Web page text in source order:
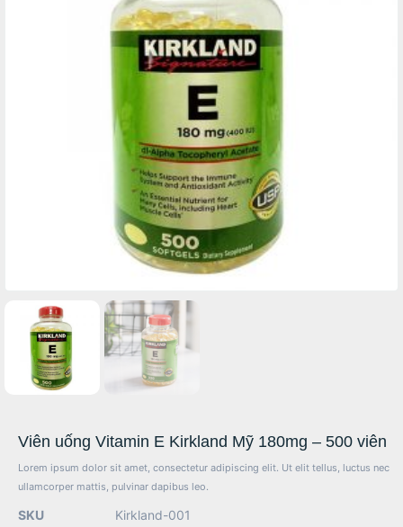
Viên uống Vitamin E Kirkland Mỹ 180mg – 500 viên
Lorem ipsum dolor sit amet, consectetur adipiscing elit. Ut elit tellus, luctus nec
ullamcorper mattis, pulvinar dapibus leo.
SKU
Kirkland-001